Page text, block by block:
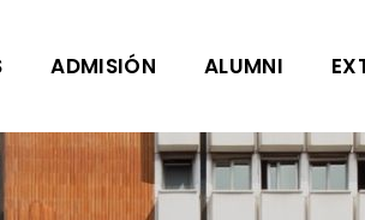
ADMISIÓN ALUMNI